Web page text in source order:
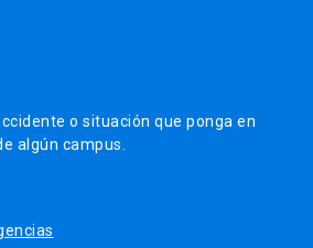
o situación que ponga en
algún campus.